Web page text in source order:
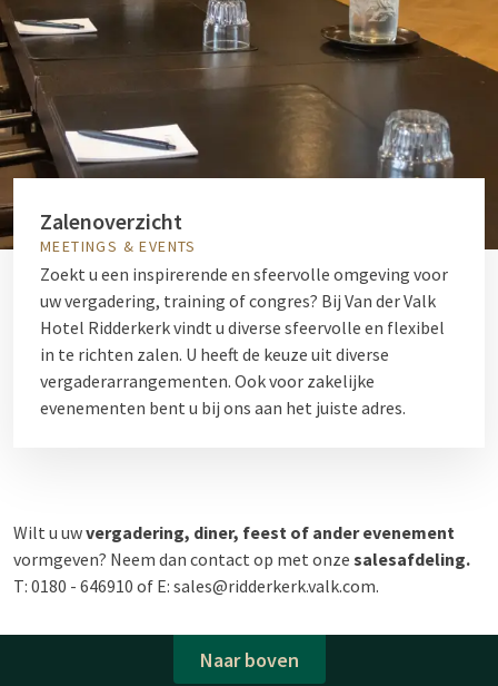
Zalenoverzicht
MEETINGS & EVENTS
Zoekt u een inspirerende en sfeervolle omgeving voor
uw vergadering, training of congres? Bij Van der Valk
Hotel Ridderkerk vindt u diverse sfeervolle en flexibel
in te richten zalen. U heeft de keuze uit diverse
vergaderarrangementen. Ook voor zakelijke
evenementen bent u bij ons aan het juiste adres.
Wilt u uwvergadering, diner, feest of ander evenement
vormgeven? Neem dan contact op met onze salesafdeling.
T: 0180 - 646910 of E: sales@ridderkerk.valk.com.
Naar boven